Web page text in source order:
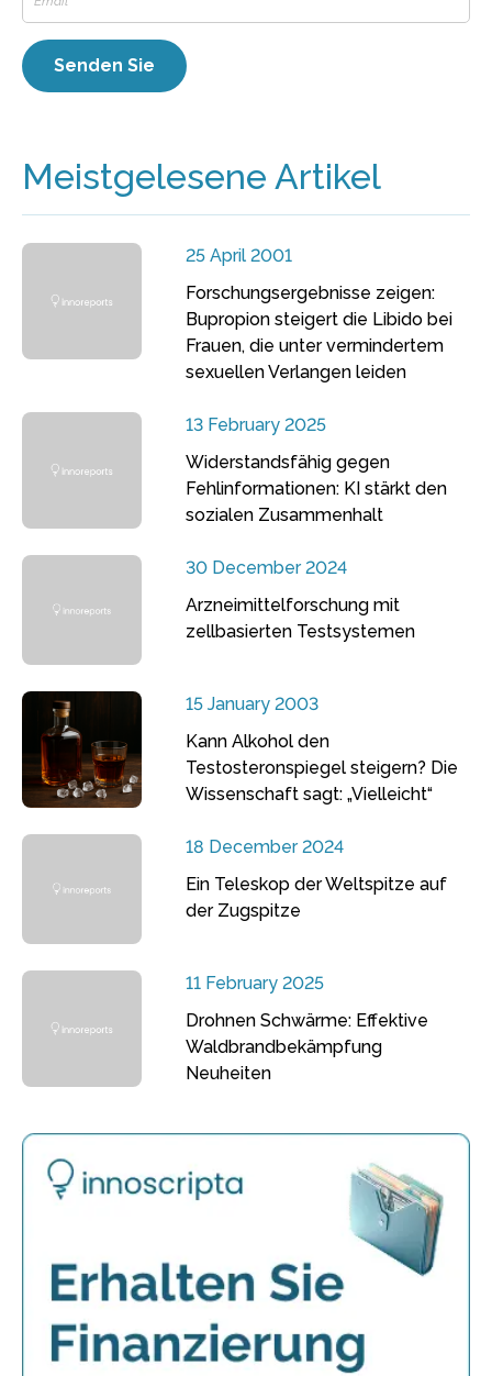
Meistgelesene Artikel
25 April 2001
Forschungsergebnisse zeigen:
Bupropion steigert die Libido bei
Frauen, die unter vermindertem
sexuellen Verlangen leiden
13 February 2025
Widerstandsfähig gegen
Fehlinformationen: KI stärkt den
sozialen Zusammenhalt
30 December 2024
Arzneimittelforschung mit
zellbasierten Testsystemen
15 January 2003
Kann Alkohol den
Testosteronspiegel steigern? Die
Wissenschaft sagt: „Vielleicht“
18 December 2024
Ein Teleskop der Weltspitze auf
der Zugspitze
11 February 2025
Drohnen Schwärme: Effektive
Waldbrandbekämpfung
Neuheiten